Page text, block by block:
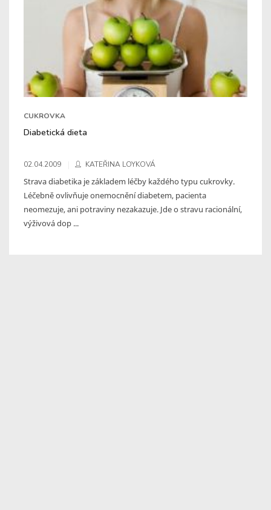
CUKROVKA
Diabetická dieta
02.04.2009 KATEŘINA LOYKOVÁ
Strava diabetika je základem léčby každého typu cukrovky.
Léčebně ovlivňuje onemocnění diabetem, pacienta
neomezuje, ani potraviny nezakazuje. Jde o stravu racionální,
výživová dop ...